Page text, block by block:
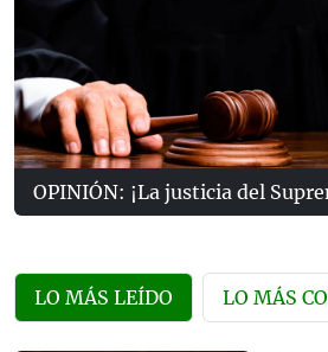
OPINIÓN: ¡La justicia del
LO MÁS LEÍDO LO MÁS